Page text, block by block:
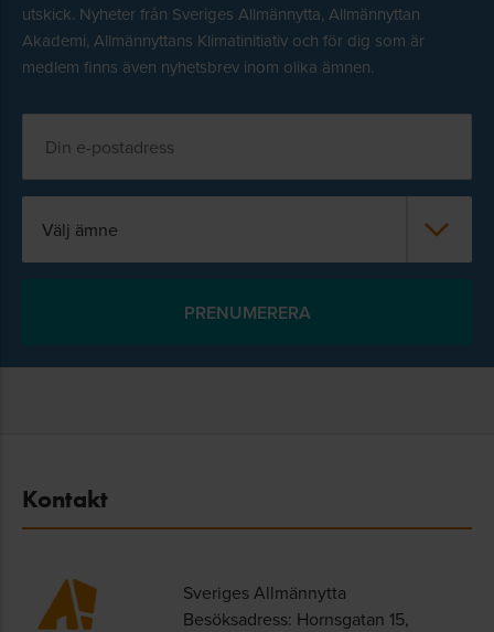
utskick. Nyheter från Sveriges Allmännytta, Allmännyttan
Akademi, Allmännyttans Klimatinitiativ och för dig som är
medlem finns även nyhetsbrev inom olika ämnen.
Välj ämne
Kontakt
Sveriges Allmännytta
Besöksadress: Hornsgatan 15,